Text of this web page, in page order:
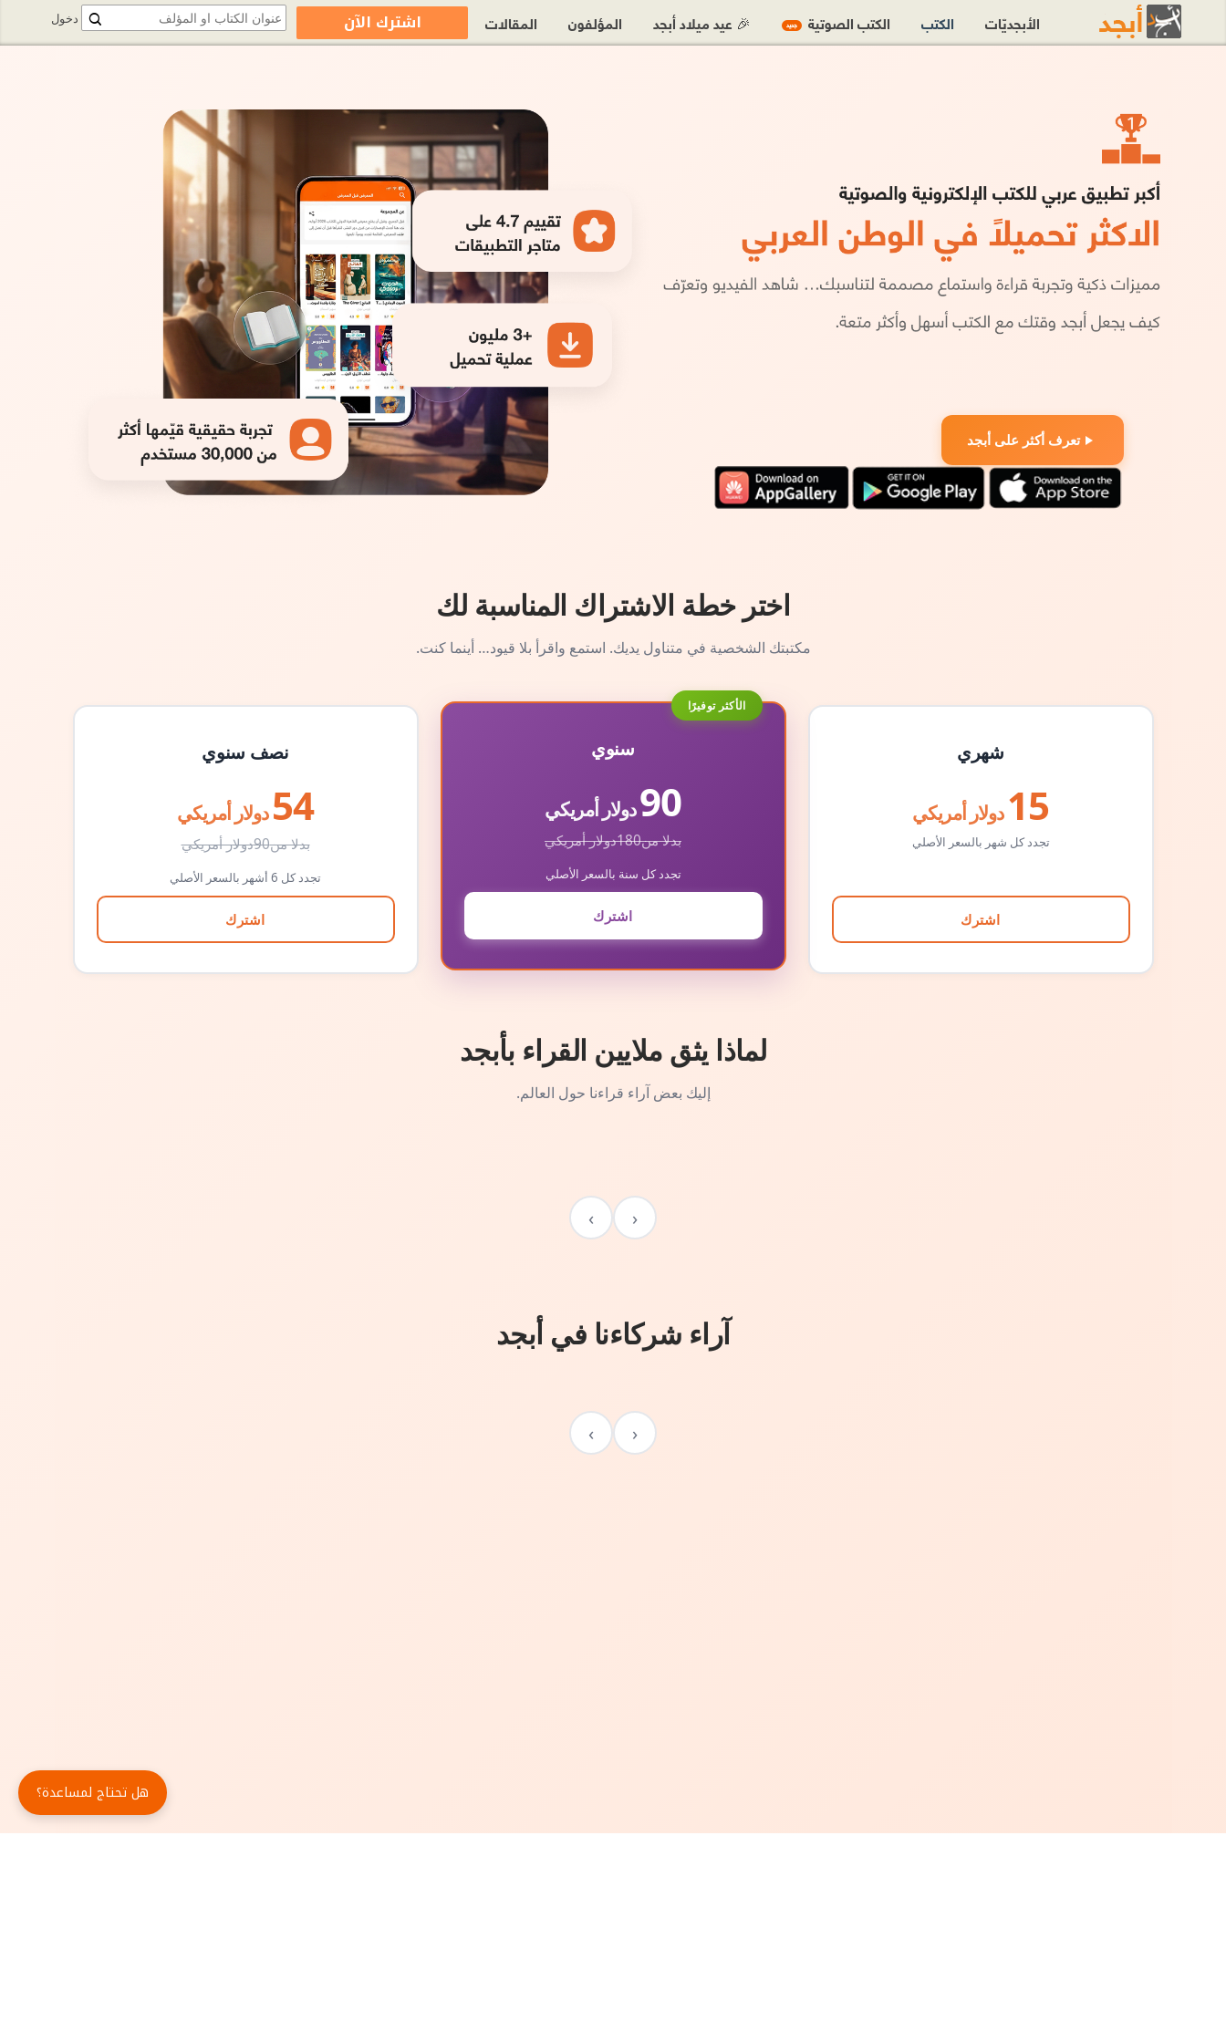
تعرف أكثر على أبجد
اختر خطة الاشتراك المناسبة لك
مكتبتك الشخصية في متناول يديك. استمع واقرأ بلا قيود… أينما كنت.
شهري
15 دولار أمريكي
تجدد كل شهر بالسعر الأصلي
اشترك
الأكثر توفيرًا
سنوي
90دولار أمريكي
بدلا من180دولار أمريكي
تجدد كل سنة بالسعر الأصلي
اشترك
نصف سنوي
54 دولار أمريكي
بدلا من90دولار أمريكي
تجدد كل 6 أشهر بالسعر الأصلي
اشترك
لماذا يثق ملايين القراء بأبجد
إليك بعض آراء قراءنا حول العالم.
‹
›
آراء شركاءنا في أبجد
‹
›
دخول الأبجديّات الكتب الكتب الصوتية جديد 🎉 عيد ميلاد أبجد المؤلفون المقالات اشترك الآن
هل تحتاج لمساعدة؟